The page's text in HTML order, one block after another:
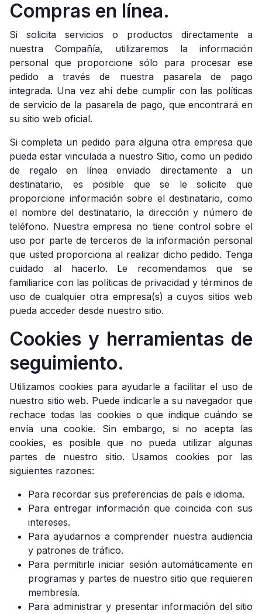
Compras en línea.
Si solicita servicios o productos directamente a
nuestra Compañía, utilizaremos la información
personal que proporcione sólo para procesar ese
pedido a través de nuestra pasarela de pago
integrada. Una vez ahí debe cumplir con las políticas
de servicio de la pasarela de pago, que encontrará en
su sitio web oficial.
Si completa un pedido para alguna otra empresa que
pueda estar vinculada a nuestro Sitio, como un pedido
de regalo en línea enviado directamente a un
destinatario, es posible que se le solicite que
proporcione información sobre el destinatario, como
el nombre del destinatario, la dirección y número de
teléfono. Nuestra empresa no tiene control sobre el
uso por parte de terceros de la información personal
que usted proporciona al realizar dicho pedido. Tenga
cuidado al hacerlo. Le recomendamos que se
familiarice con las políticas de privacidad y términos de
uso de cualquier otra empresa(s) a cuyos sitios web
pueda acceder desde nuestro sitio.
Cookies y herramientas de
seguimiento.
Utilizamos cookies para ayudarle a facilitar el uso de
nuestro sitio web. Puede indicarle a su navegador que
rechace todas las cookies o que indique cuándo se
envía una cookie. Sin embargo, si no acepta las
cookies, es posible que no pueda utilizar algunas
partes de nuestro sitio. Usamos cookies por las
siguientes razones:
Para recordar sus preferencias de país e idioma.
Para entregar información que coincida con sus
intereses.
Para ayudarnos a comprender nuestra audiencia
y patrones de tráfico.
Para permitirle iniciar sesión automáticamente en
programas y partes de nuestro sitio que requieren
membresía.
Para administrar y presentar información del sitio